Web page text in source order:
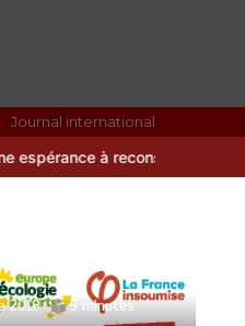
Journal international
à reconstruire
2018 5 minutes